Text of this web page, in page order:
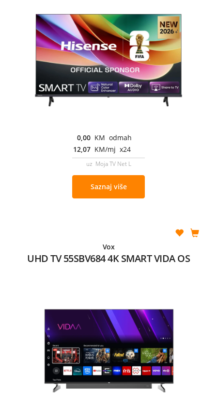
0,00 KM odmah
12,07 KM/mj x24
uz Moja TV Net L
Saznaj više
Vox
UHD TV 55SBV684 4K SMART VIDA OS